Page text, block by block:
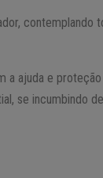
contemplando
a ajuda e
se incumbindo